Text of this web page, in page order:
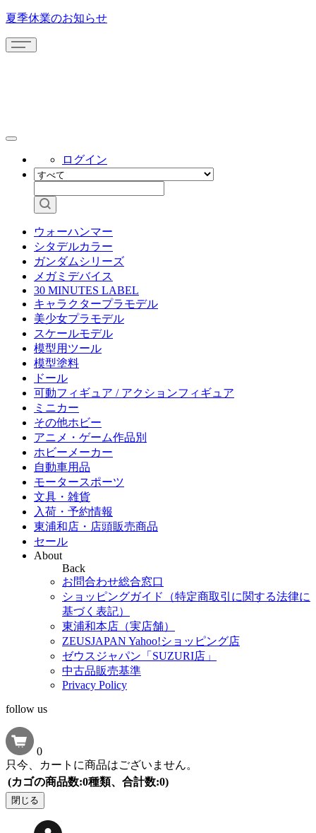
夏季休業のお知らせ
ログイン
ウォーハンマー
シタデルカラー
ガンダムシリーズ
メガミデバイス
30 MINUTES LABEL
キャラクタープラモデル
美少女プラモデル
スケールモデル
模型用ツール
模型塗料
ドール
可動フィギュア / アクションフィギュア
ミニカー
その他ホビー
アニメ・ゲーム作品別
ホビーメーカー
自動車用品
モータースポーツ
文具・雑貨
入荷・予約情報
東浦和店・店頭販売商品
セール
About
Back
お問合わせ総合窓口
ショッピングガイド（特定商取引に関する法律に
基づく表記）
東浦和本店（実店舗）
ZEUSJAPAN Yahoo!ショッピング店
ゼウスジャパン「SUZURI店」
中古品販売基準
Privacy Policy
follow us
0
只今、カートに商品はございません。
(カゴの商品数:0種類、合計数:0)
閉じる